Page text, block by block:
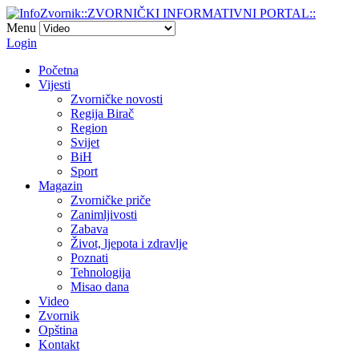
Menu
Login
Početna
Vijesti
Zvorničke novosti
Regija Birač
Region
Svijet
BiH
Sport
Magazin
Zvorničke priče
Zanimljivosti
Zabava
Život, ljepota i zdravlje
Poznati
Tehnologija
Misao dana
Video
Zvornik
Opština
Kontakt